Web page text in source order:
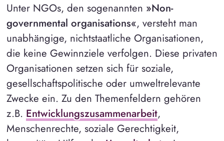
Unter NGOs, den sogenannten »Non-
governmental organisations«, versteht man
unabhängige, nichtstaatliche Organisationen,
die keine Gewinnziele verfolgen. Diese privaten
Organisationen setzen sich für soziale,
gesellschaftspolitische oder umweltrelevante
Zwecke ein. Zu den Themenfeldern gehören
z.B. Entwicklungszusammenarbeit,
Menschenrechte, soziale Gerechtigkeit,